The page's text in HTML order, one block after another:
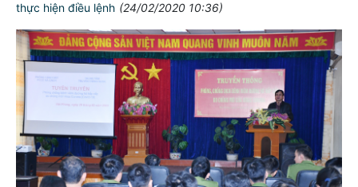
thực hiện điều lệnh (24/02/2020 10:36)